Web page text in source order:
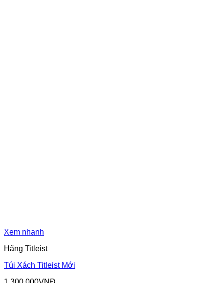
Xem nhanh
Hãng Titleist
Túi Xách Titleist Mới